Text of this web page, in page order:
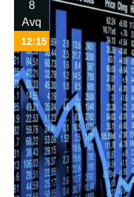
8
Avq
12:15